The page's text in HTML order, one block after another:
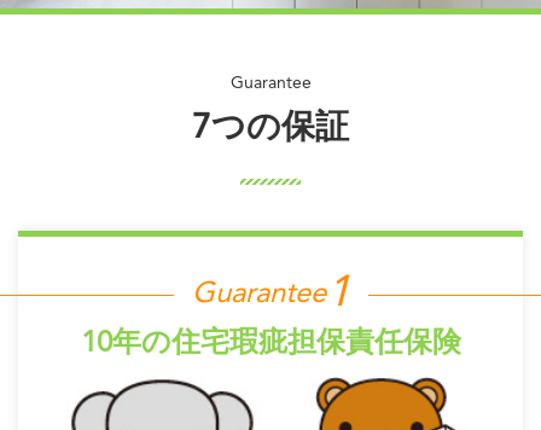
7つの保証
Guarantee
10年の住宅瑕疵担保責任保険